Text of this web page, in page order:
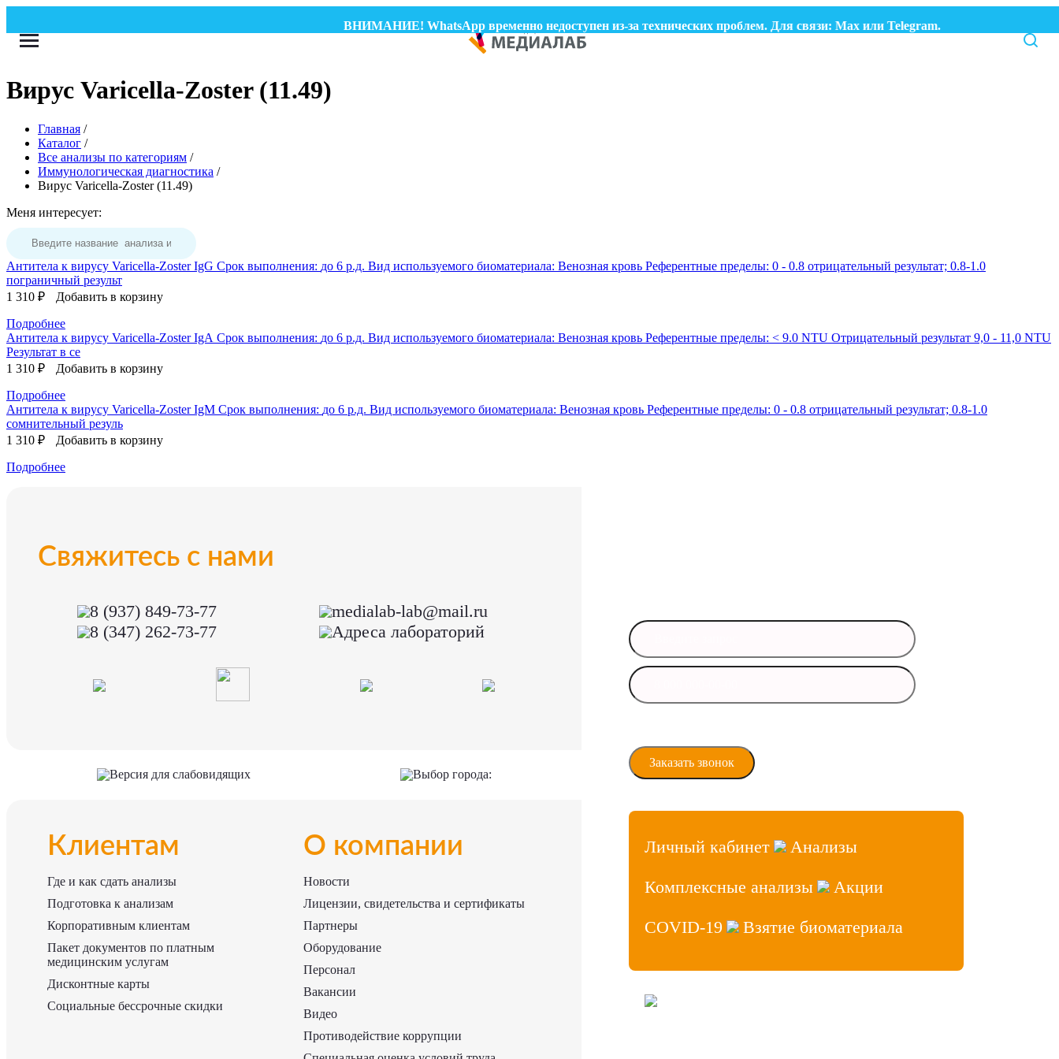
ВНИМАНИЕ! WhatsApp временно недоступен из-за технических проблем. Для связи:MaxилиTelegram.
Вирус Varicella-Zoster (11.49)
Главная /
Каталог /
Все анализы по категориям /
Иммунологическая диагностика /
Вирус Varicella-Zoster (11.49)
Меня интересует:
Антитела к вирусу Varicella-Zoster IgG Срок выполнения: до 6 р.д. Вид используемого биоматериала: Венозная кровь Референтные пределы: 0 - 0.8 отрицательный результат; 0.8-1.0
пограничный результ
1 310 ₽
Добавить в корзину
Подробнее
Антитела к вирусу Varicella-Zoster IgА Срок выполнения: до 6 р.д. Вид используемого биоматериала: Венозная кровь Референтные пределы: < 9.0 NTU Отрицательный результат 9,0 - 11,0 NTU
Результат в се
1 310 ₽
Добавить в корзину
Подробнее
Антитела к вирусу Varicella-Zoster IgM Срок выполнения: до 6 р.д. Вид используемого биоматериала: Венозная кровь Референтные пределы: 0 - 0.8 отрицательный результат; 0.8-1.0
сомнительный резуль
1 310 ₽
Добавить в корзину
Подробнее
Свяжитесь с нами
8 (937) 849-73-77
8 (347) 262-73-77
medialab-lab@mail.ru
Адреса лабораторий
Версия для слабовидящих Выбор города:
Клиентам
Где и как сдать анализы
Подготовка к анализам
Корпоративным клиентам
Пакет документов по платным
медицинским услугам
Дисконтные карты
Социальные бессрочные скидки
О компании
Новости
Лицензии, свидетельства и сертификаты
Партнеры
Оборудование
Персонал
Вакансии
Видео
Противодействие коррупции
Личный кабинет Анализы
Комплексные анализы Акции
COVID-19 Взятие биоматериала